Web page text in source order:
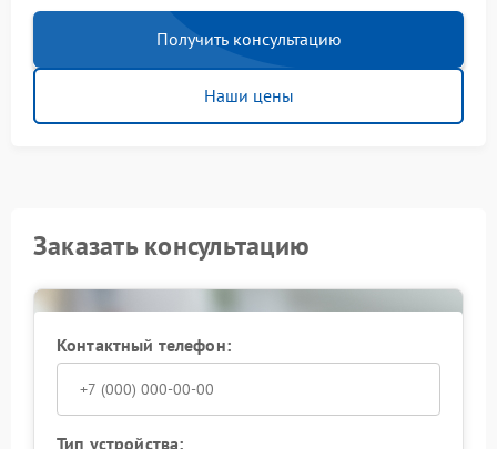
Получить консультацию
Наши цены
Заказать консультацию
Контактный телефон:
Тип устройства: